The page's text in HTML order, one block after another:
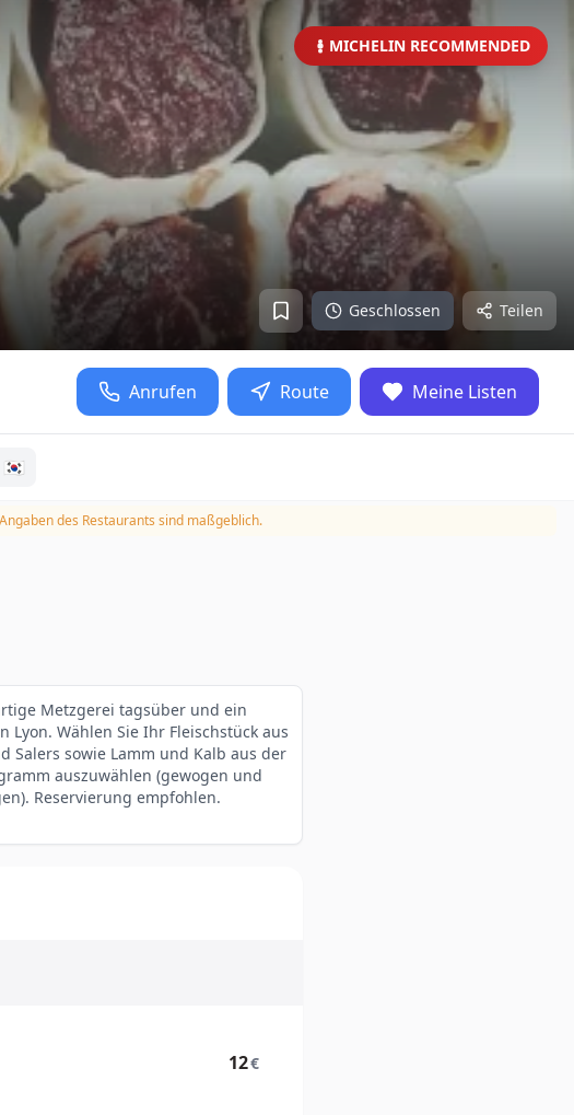
MICHELIN RECOMMENDED
Geschlossen Teilen
Anrufen Route Meine Listen
🇰🇷
des Restaurants sind maßgeblich.
Metzgerei tagsüber und ein
Wählen Sie Ihr Fleischstück aus
Salers sowie Lamm und Kalb aus der
auszuwählen (gewogen und
Reservierung empfohlen.
12€